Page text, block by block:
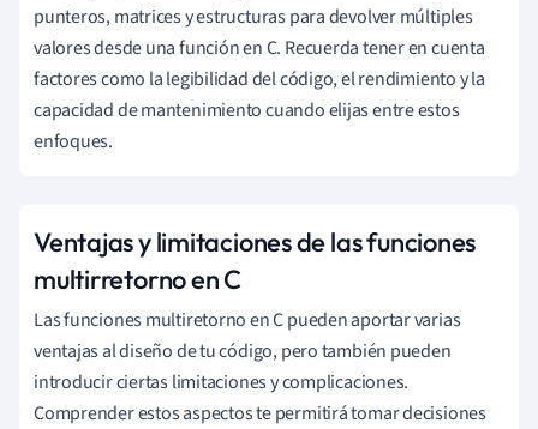
punteros, matrices y estructuras para devolver múltiples
valores desde una función en C. Recuerda tener en cuenta
factores como la legibilidad del código, el rendimiento y la
capacidad de mantenimiento cuando elijas entre estos
enfoques.
Ventajas y limitaciones de las funciones
multirretorno en C
Las funciones multiretorno en C pueden aportar varias
ventajas al diseño de tu código, pero también pueden
introducir ciertas limitaciones y complicaciones.
Comprender estos aspectos te permitirá tomar decisiones